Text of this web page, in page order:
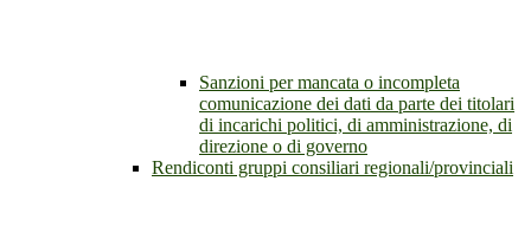
Sanzioni per mancata o incompleta
comunicazione dei dati da parte dei titolari
di incarichi politici, di amministrazione, di
direzione o di governo
Rendiconti gruppi consiliari regionali/provinciali